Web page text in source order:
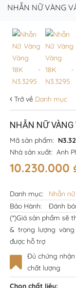
NHẪN NỮ VÀNG
Trở về Danh mục
NHẪN NỮ
Mã sản phẩm:
Nhà sản xuất: Anh
10.230.000
Danh mục:
Nhẫn nữ
Bảo Hành:
Đánh
(*)Giá sản phẩm sẽ
& trọng lượng
được hỗ trợ
Đủ chứng nhận
chất lượng